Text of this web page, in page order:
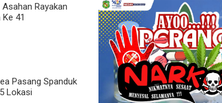
Rayakan
41
Pasang Spanduk
Lokasi